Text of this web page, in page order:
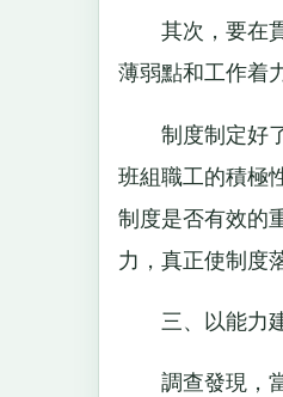
其次，要在貫
薄弱點和工作着
制度制定好了
班組職工的積極
制度是否有效的
力，真正使制度
三、以能力建
調查發現，當